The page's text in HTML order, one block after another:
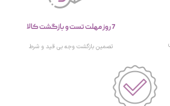
7 روز مهلت تست و بازگشت کالا
تصمین بازگشت وجه بی قید و شرط